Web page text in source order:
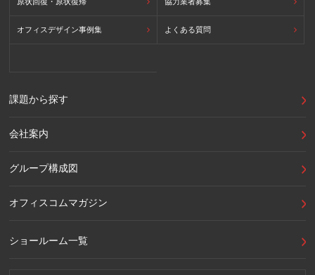
オフィスデザイン事例集 よくある質問
課題から探す
会社案内
グループ構成図
オフィスコムマガジン
ショールーム一覧